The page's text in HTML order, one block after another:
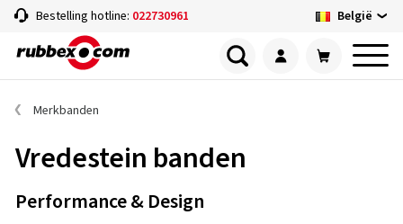
Bestelling hotline: 022730961 België
Merkbanden
Vredestein banden
Performance & Design